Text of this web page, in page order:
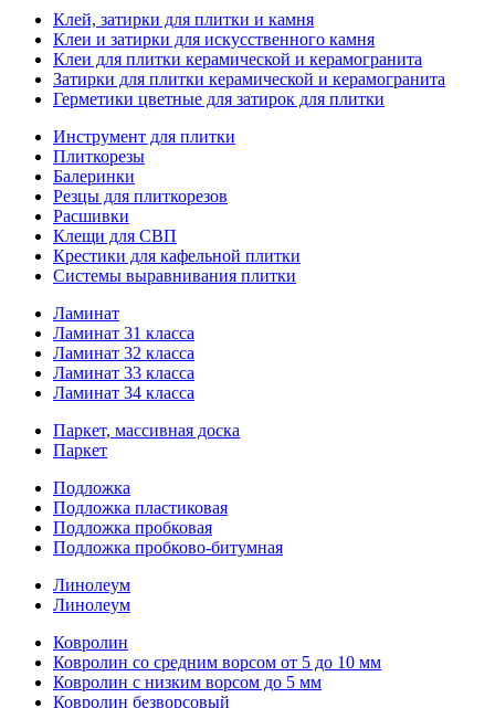
Клей, затирки для плитки и камня
Клеи и затирки для искусственного камня
Клеи для плитки керамической и керамогранита
Затирки для плитки керамической и керамогранита
Герметики цветные для затирок для плитки
Инструмент для плитки
Плиткорезы
Балеринки
Резцы для плиткорезов
Расшивки
Клещи для СВП
Крестики для кафельной плитки
Системы выравнивания плитки
Ламинат
Ламинат 31 класса
Ламинат 32 класса
Ламинат 33 класса
Ламинат 34 класса
Паркет, массивная доска
Паркет
Подложка
Подложка пластиковая
Подложка пробковая
Подложка пробково-битумная
Линолеум
Линолеум
Ковролин
Ковролин со средним ворсом от 5 до 10 мм
Ковролин с низким ворсом до 5 мм
Ковролин безворсовый